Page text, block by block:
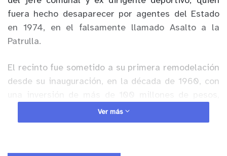
fuera hecho desaparecer por agentes del Estado
en 1974, en el falsamente llamado Asalto a la
Patrulla.
El recinto fue sometido a su primera remodelación
desde su inauguración, en la década de 1960, con
provenientes de fondos gubernamentales y
también municipales. Esto permitió reemplazar el
Ver más